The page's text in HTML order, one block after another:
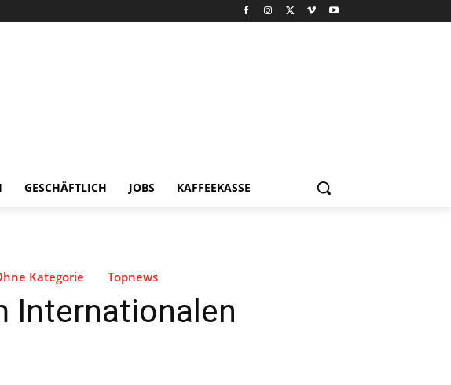
GESCHÄFTLICH JOBS KAFFEEKASSE
Kategorie Topnews
Internationalen